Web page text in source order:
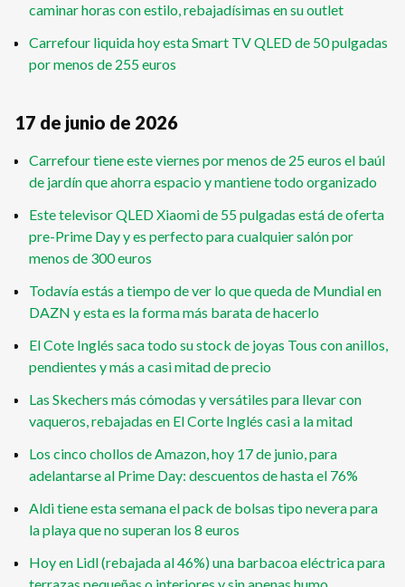
caminar horas con estilo, rebajadísimas en su outlet
Carrefour liquida hoy esta Smart TV QLED de 50 pulgadas
por menos de 255 euros
17 de junio de 2026
Carrefour tiene este viernes por menos de 25 euros el baúl
de jardín que ahorra espacio y mantiene todo organizado
Este televisor QLED Xiaomi de 55 pulgadas está de oferta
pre-Prime Day y es perfecto para cualquier salón por
menos de 300 euros
Todavía estás a tiempo de ver lo que queda de Mundial en
DAZN y esta es la forma más barata de hacerlo
El Cote Inglés saca todo su stock de joyas Tous con anillos,
pendientes y más a casi mitad de precio
Las Skechers más cómodas y versátiles para llevar con
vaqueros, rebajadas en El Corte Inglés casi a la mitad
Los cinco chollos de Amazon, hoy 17 de junio, para
adelantarse al Prime Day: descuentos de hasta el 76%
Aldi tiene esta semana el pack de bolsas tipo nevera para
la playa que no superan los 8 euros
Hoy en Lidl (rebajada al 46%) una barbacoa eléctrica para